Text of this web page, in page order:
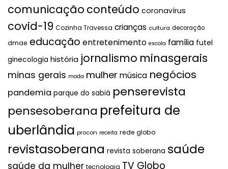
comunicação conteúdo coronavírus
covid-19 Cozinha Travessa crianças cultura decoração
dmae educação entretenimento escola família futel
ginecologia história jornalismo minasgerais
minas gerais moda mulher música negócios
pandemia parque do sabiá penserevista
pensesoberana prefeitura de
uberlândia procon receita rede globo
revistasoberana revista soberana saúde
saúde da mulher tecnologia TV Globo